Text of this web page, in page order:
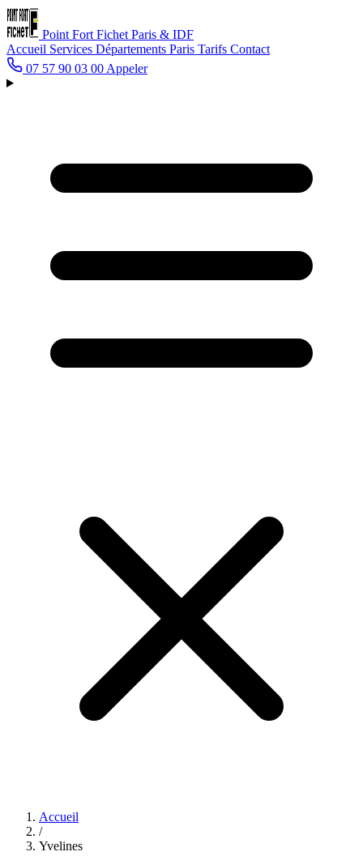
Point Fort Fichet Paris & IDF
Accueil Services Départements Paris Tarifs Contact
07 57 90 03 00 Appeler
Accueil
/
Yvelines